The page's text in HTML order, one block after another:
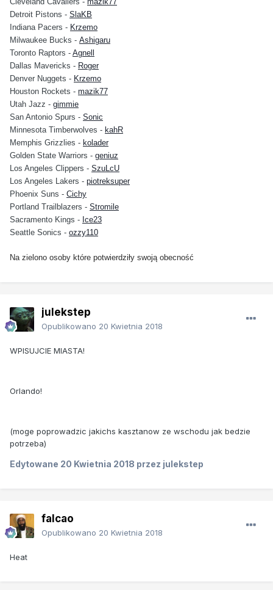
Detroit Pistons - SlaKB
Indiana Pacers - Krzemo
Milwaukee Bucks - Ashigaru
Toronto Raptors - Agnell
Dallas Mavericks - Roger
Denver Nuggets - Krzemo
Houston Rockets - mazik77
Utah Jazz - gimmie
San Antonio Spurs - Sonic
Minnesota Timberwolves - kahR
Memphis Grizzlies - kolader
Golden State Warriors - geniuz
Los Angeles Clippers - SzuLcU
Los Angeles Lakers - piotreksuper
Phoenix Suns - Cichy
Portland Trailblazers - Stromile
Sacramento Kings - Ice23
Seattle Sonics - ozzy110
Na zielono osoby które potwierdziły swoją obecność
julekstep
Opublikowano 20 Kwietnia 2018
WPISUJCIE MIASTA!
Orlando!
(moge poprowadzic jakichs kasztanow ze wschodu jak bedzie
potrzeba)
Edytowane 20 Kwietnia 2018 przez julekstep
falcao
Opublikowano 20 Kwietnia 2018
Heat